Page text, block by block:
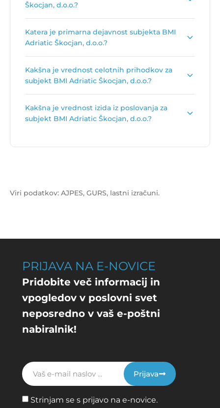
Škocjan, d.o.o.?
Katera je primarna dejavnost subjekta BMI
Adriatic Škocjan, d.o.o.?
Škocjan, d.o.o. jeTrgovina na debelo z lesom,
gradbenim materialom in sanitarno opremo
Kakšna je vrednost celotnih prihodkov za
subjekt BMI Adriatic Škocjan, d.o.o.?
Adriatic Škocjan, d.o.o. je 7.177.300 €.
Kakšna je vrednost izida iz poslovanja za
subjekt BMI Adriatic Škocjan, d.o.o.?
Škocjan, d.o.o. je-783.069 €.
Viri podatkov: AJPES, GURS, lastni izračuni.
PRIJAVA NA E-NOVICE
Pridobite več informacij in
vpogledov v poslovni svet
neposredno v vaš e-poštni
nabiralnik!
Strinjam se s prijavo na e-novice.
Prijava